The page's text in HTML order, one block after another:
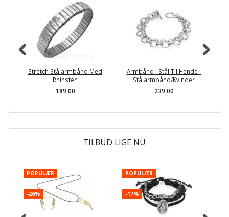
Stretch Stålarmbånd Med
Rhinsten
189,00
Armbånd I Stål Til Hende -
Stålarmbånd/Kvinder
239,00
TILBUD LIGE NU
POPULÆR
-26%
POPULÆR
-17%